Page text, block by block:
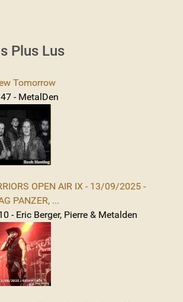
Plus Lus
Tomorrow
- MetalDen
OPEN AIR IX - 13/09/2025 -
PANZER, ...
- Eric Berger, Pierre & Metalden